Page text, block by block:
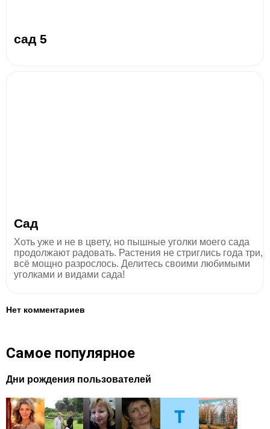
сад 5
Сад
Хоть уже и не в цвету, но пышные уголки моего сада
продолжают радовать. Растения не стриглись года три,
всё мощно разрослось. Делитесь своими любимыми
уголками и видами сада!
Нет комментариев
Самое популярное
Дни рождения пользователей